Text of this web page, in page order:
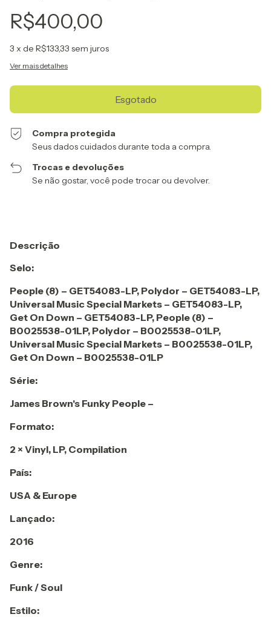
R$400,00
3 x de R$133,33 sem juros
Ver mais detalhes
Compra protegida
Seus dados cuidados durante toda a compra.
Trocas e devoluções
Se não gostar, você pode trocar ou devolver.
Descrição
Selo:
People (8) ‎– GET54083-LP, Polydor ‎– GET54083-LP,
Universal Music Special Markets ‎– GET54083-LP,
Get On Down ‎– GET54083-LP, People (8) ‎–
B0025538-01LP, Polydor ‎– B0025538-01LP,
Universal Music Special Markets ‎– B0025538-01LP,
Get On Down ‎– B0025538-01LP
Série:
James Brown's Funky People –
Formato:
2 × Vinyl, LP, Compilation
País:
USA & Europe
Lançado:
2016
Genre:
Funk / Soul
Estilo: